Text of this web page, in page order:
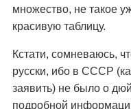
множество, не такое
красивую таблицу.
Кстати, сомневаюсь,
русски, ибо в СССР
заявить) не было о
подробной